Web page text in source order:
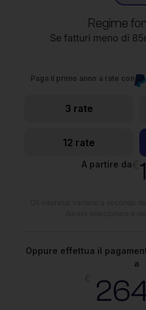
Regime
Se fatturi meno di
Paga il primo anno a rate con
3 rate
12 rate
A partire da
Oppure effettua il
a